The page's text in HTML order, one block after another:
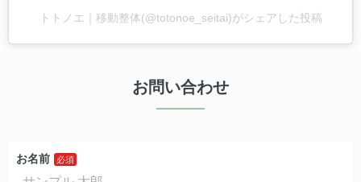
トトノエ｜移動整体(@totonoe_seitai)がシェアした投稿
お問い合わせ
お名前